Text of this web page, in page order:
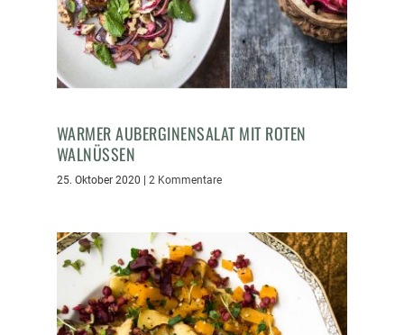
WARMER AUBERGINENSALAT MIT ROTEN
WALNÜSSEN
25. Oktober 2020 | 2 Kommentare